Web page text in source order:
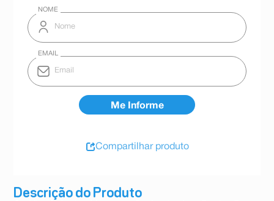
Descrição do Produto
Compartilhar produto